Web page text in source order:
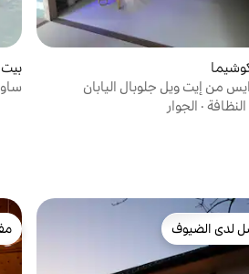
من إيت ويل جلوبال اليابان
النظافة · الجوار
البيوت المفضّلة لدى الضيوف
لدى الضيوف